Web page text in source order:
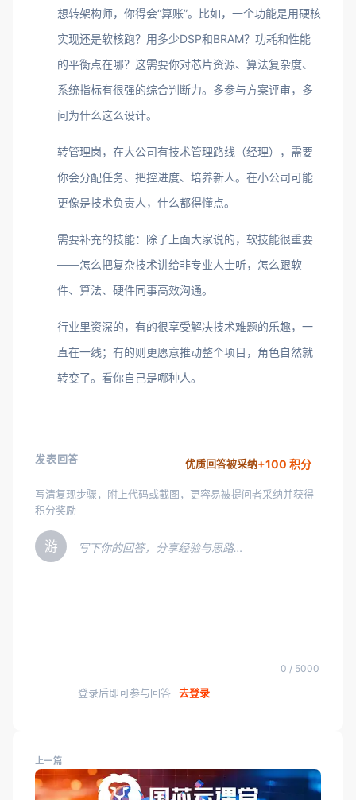
想转架构师，你得会“算账”。比如，一个功能是用硬核
实现还是软核跑？用多少DSP和BRAM？功耗和性能
的平衡点在哪？这需要你对芯片资源、算法复杂度、
系统指标有很强的综合判断力。多参与方案评审，多
问为什么这么设计。
转管理岗，在大公司有技术管理路线（经理），需要
你会分配任务、把控进度、培养新人。在小公司可能
更像是技术负责人，什么都得懂点。
需要补充的技能：除了上面大家说的，软技能很重要
——怎么把复杂技术讲给非专业人士听，怎么跟软
件、算法、硬件同事高效沟通。
行业里资深的，有的很享受解决技术难题的乐趣，一
直在一线；有的则更愿意推动整个项目，角色自然就
转变了。看你自己是哪种人。
发表回答 优质回答被采纳+100 积分
写清复现步骤，附上代码或截图，更容易被提问者采纳并获得
积分奖励
游 写下你的回答，分享经验与思路…
0 / 5000
登录后即可参与回答 去登录
上一篇